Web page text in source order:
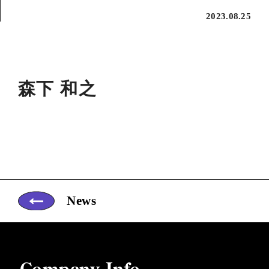
2023.08.25
森下 和之
News